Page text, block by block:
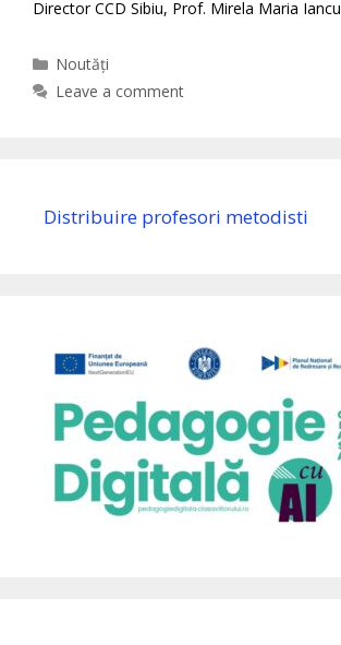
Director CCD Sibiu, Prof. Mirela Maria Iancu
Categories
Noutăți
Leave a comment
Distribuire profesori metodisti